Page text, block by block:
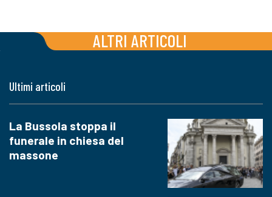
ALTRI ARTICOLI
Ultimi articoli
La Bussola stoppa il
funerale in chiesa del
massone